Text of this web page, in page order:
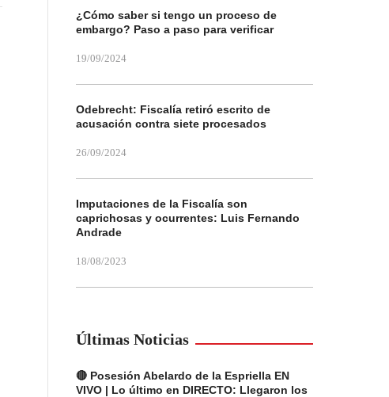
¿Cómo saber si tengo un proceso de
embargo? Paso a paso para verificar
19/09/2024
Odebrecht: Fiscalía retiró escrito de
acusación contra siete procesados
26/09/2024
Imputaciones de la Fiscalía son
caprichosas y ocurrentes: Luis Fernando
Andrade
18/08/2023
Últimas Noticias
🔴 Posesión Abelardo de la Espriella EN
VIVO | Lo último en DIRECTO: Llegaron los